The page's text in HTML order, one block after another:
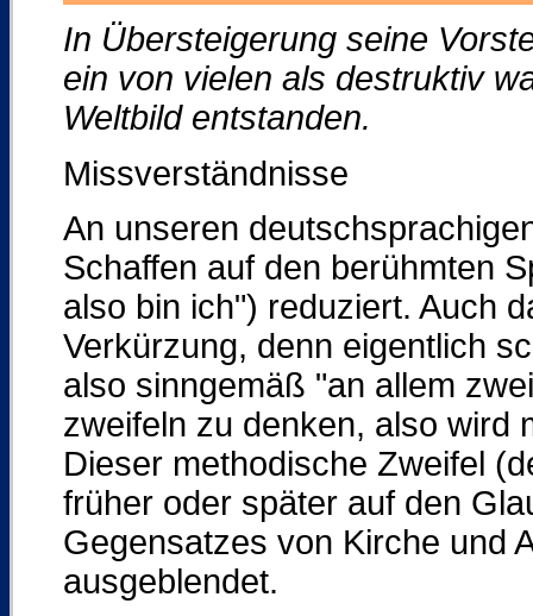
In Übersteigerung seine
ein von vielen als destruktiv
Weltbild entstanden.
Missverständnisse
An unseren
Schaffen auf den berühmten
also bin ich") reduziert. Auch
Verkürzung, denn eigentlich
also sinngemäß "an allem
zweifeln zu denken, also wird
Dieser methodische Zweifel
früher oder später auf den
Gegensatzes von Kirche und
ausgeblendet.